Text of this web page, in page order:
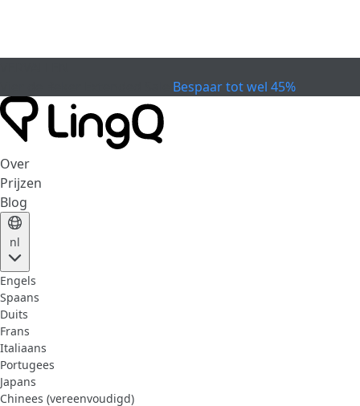
Bespaar tot wel 45%
Over
Prijzen
Blog
nl
Engels
Spaans
Duits
Frans
Italiaans
Portugees
Japans
Chinees (vereenvoudigd)